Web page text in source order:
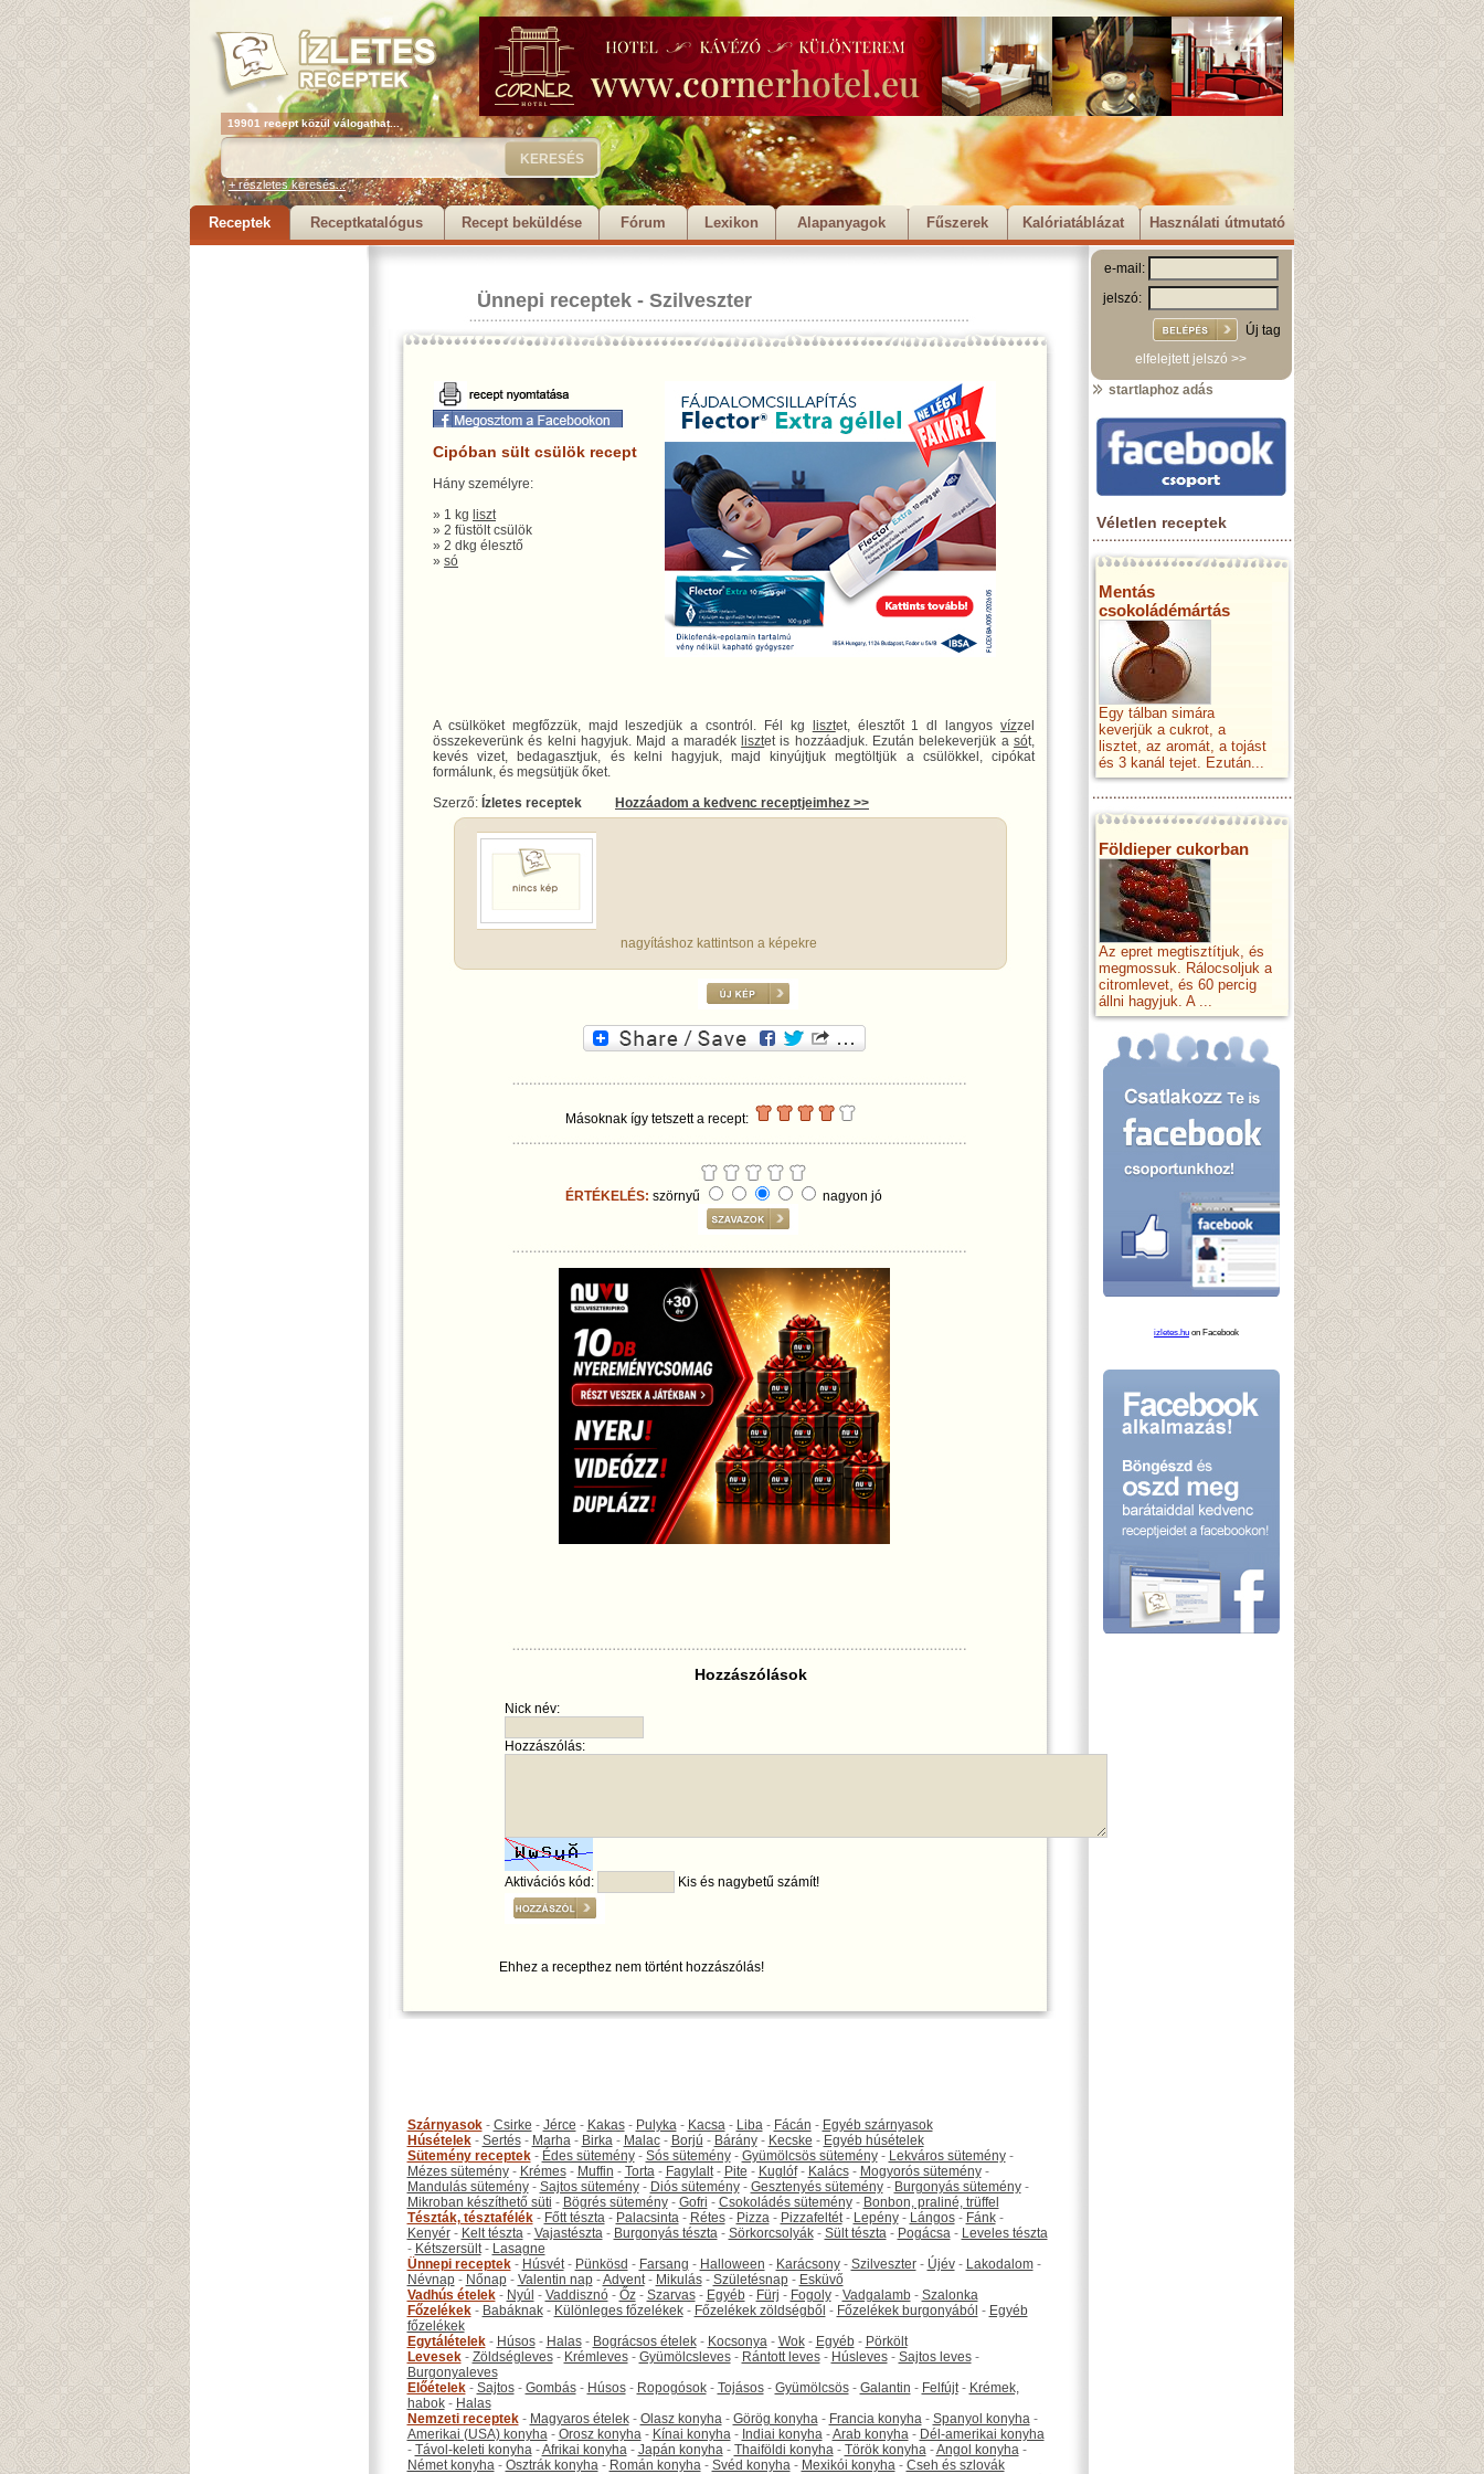
19901 recept közül válogathat...
+ részletes keresés...
Receptek Receptkatalógus Recept beküldése Fórum Lexikon Alapanyagok Fűszerek Kalóriatáblázat Használati útmutató
Ünnepi receptek - Szilveszter
Cipóban sült csülök recept
Hány személyre:
» 1 kg liszt
» 2 füstölt csülök
» 2 dkg élesztő
» só
A csülköket megfőzzük, majd leszedjük a csontról. Fél kg lisztet, élesztőt 1 dl langyosvízzel
összekeverünk és kelni hagyjuk. Majd a maradék lisztet is hozzáadjuk. Ezután belekeverjük asót,
kevés vizet, bedagasztjuk, és kelni hagyjuk, majd kinyújtjuk megtöltjük a csülökkel, cipókat
formálunk, és megsütjük őket.
Szerző: Ízletes receptek Hozzáadom a kedvenc receptjeimhez >>
nagyításhoz kattintson a képekre
Másoknak így tetszett a recept:
ÉRTÉKELÉS: szörnyű nagyon jó
Hozzászólások
Nick név:
Hozzászólás:
Aktivációs kód: Kis és nagybetű számít!
Ehhez a recepthez nem történt hozzászólás!
Szárnyasok- Csirke - Jérce - Kakas- Pulyka- Kacsa- Liba- Fácán - Egyéb szárnyasok
Húsételek- Sertés- Marha- Birka- Malac- Borjú - Bárány- Kecske - Egyéb húsételek
Sütemény receptek- Édes sütemény- Sós sütemény- Gyümölcsös sütemény- Lekváros sütemény-
Mézes sütemény- Krémes- Muffin - Torta- Fagylalt- Pite - Kuglóf- Kalács- Mogyorós sütemény-
Mandulás sütemény- Sajtos sütemény- Diós sütemény- Gesztenyés sütemény- Burgonyás sütemény-
Mikroban készíthető süti - Bögrés sütemény- Gofri - Csokoládés sütemény- Bonbon, praliné, trüffel
Tészták, tésztafélék- Főtt tészta- Palacsinta- Rétes- Pizza- Pizzafeltét- Lepény- Lángos- Fánk-
Kenyér- Kelt tészta- Vajastészta- Burgonyás tészta- Sörkorcsolyák- Sült tészta- Pogácsa- Leveles tészta
- Kétszersült- Lasagne
Ünnepi receptek- Húsvét- Pünkösd - Farsang - Halloween - Karácsony- Szilveszter- Újév- Lakodalom-
Névnap- Nőnap- Valentin nap-Advent- Mikulás- Születésnap- Esküvő
Vadhús ételek- Nyúl - Vaddisznó- Őz- Szarvas- Egyéb- Fürj - Fogoly- Vadgalamb- Szalonka
Főzelékek- Babáknak- Különleges főzelékek- Főzelékek zöldségből - Főzelékek burgonyából - Egyéb
főzelékek
Egytálételek- Húsos- Halas- Bográcsos ételek- Kocsonya- Wok- Egyéb- Pörkölt
Levesek- Zöldségleves- Krémleves- Gyümölcsleves- Rántott leves- Húsleves- Sajtos leves-
Burgonyaleves
Előételek- Sajtos- Gombás- Húsos- Ropogósok- Tojásos- Gyümölcsös- Galantin - Felfújt- Krémek,
habok- Halas
Nemzeti receptek- Magyaros ételek- Olasz konyha- Görög konyha- Francia konyha- Spanyol konyha-
Amerikai (USA) konyha- Orosz konyha- Kínai konyha- Indiai konyha-Arab konyha- Dél-amerikai konyha
- Távol-keleti konyha-Afrikai konyha- Japán konyha- Thaiföldi konyha- Török konyha-Angol konyha-
Német konyha- Osztrák konyha- Román konyha- Svéd konyha- Mexikói konyha- Cseh és szlovák
e-mail:
jelszó:
Új tag
elfelejtett jelszó >>
startlaphoz adás
Véletlen receptek
Mentás
csokoládémártás
Egy tálban simára
keverjük a cukrot, a
lisztet, az aromát, a tojást
és 3 kanál tejet. Ezután...
Földieper cukorban
Az epret megtisztítjuk, és
megmossuk. Rálocsoljuk a
citromlevet, és 60 percig
állni hagyjuk. A ...
izletes.hu on Facebook